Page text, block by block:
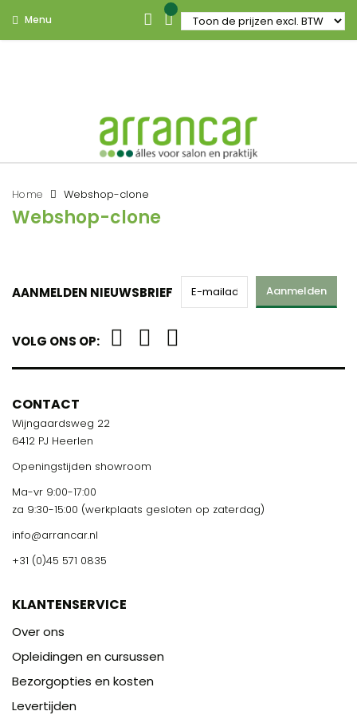
Menu
Home Webshop-clone
Webshop-clone
AANMELDEN NIEUWSBRIEF Aanmelden
VOLG ONS OP:
CONTACT
Wijngaardsweg 22
6412 PJ Heerlen
Openingstijden showroom
Ma-vr 9:00-17:00
za 9:30-15:00 (werkplaats gesloten op zaterdag)
info@arrancar.nl
+31 (0)45 571 0835
KLANTENSERVICE
Over ons
Opleidingen en cursussen
Bezorgopties en kosten
Levertijden